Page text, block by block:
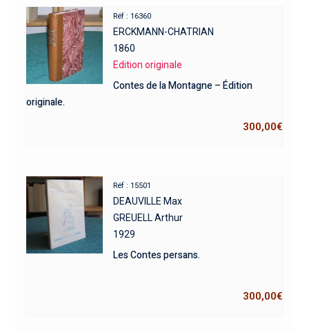
Réf : 16360
ERCKMANN-CHATRIAN
1860
Edition originale
Contes de la Montagne – Édition
originale.
300,00€
Réf : 15501
DEAUVILLE Max
GREUELL Arthur
1929
Les Contes persans.
300,00€